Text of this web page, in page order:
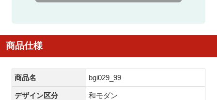
商品仕様
商品名 bgi029_99
デザイン区分 和モダン